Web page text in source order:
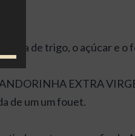
de trigo, o açúcar e o
EXTRA
de um um fouet.